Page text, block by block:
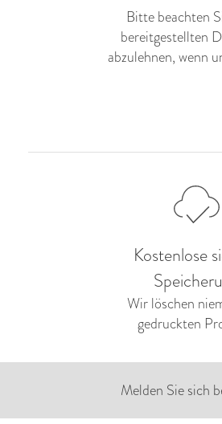
Bitte beachten
bereitgestellten
abzulehnen, wenn
Kostenlose
Wir löschen
gedruckten
Melden Sie sich